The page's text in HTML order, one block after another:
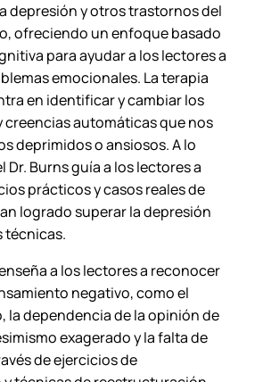
depresión y otros trastornos del
ofreciendo un enfoque basado
para ayudar a los lectores a
emocionales. La terapia
en identificar y cambiar los
creencias automáticas que nos
deprimidos o ansiosos. A lo
Dr. Burns guía a los lectores a
prácticos y casos reales de
logrado superar la depresión
técnicas.
a los lectores a reconocer
negativo, como el
la dependencia de la opinión de
exagerado y la falta de
de ejercicios de